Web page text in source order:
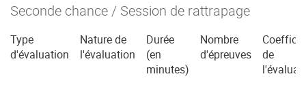
Seconde chance / Session de rattrapage
Type
d'évaluation
Nature de
l'évaluation
Durée
(en
minutes)
Nombre
d'épreuves
de